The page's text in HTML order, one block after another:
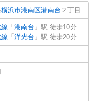
横浜市港南区港南台 ２丁目
「 港南台 」駅 徒歩10分
「 洋光台 」駅 徒歩20分